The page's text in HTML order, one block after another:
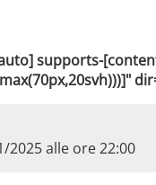
supports-
2025 alle ore 22:00